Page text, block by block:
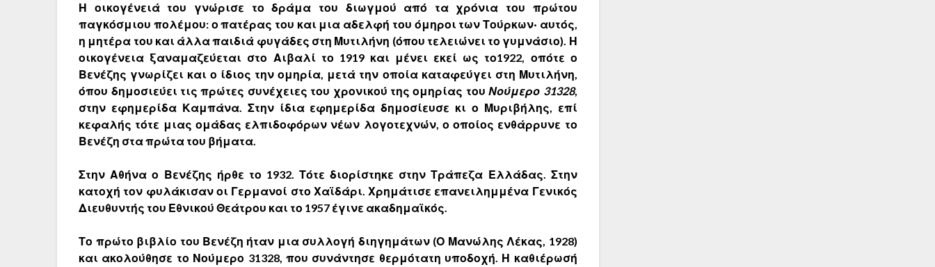
Η οικογένειά του γνώρισε το δράμα του διωγμού από τα χρόνια του πρώτου
παγκόσμιου πολέμου: ο πατέρας του και μια αδελφή του όμηροι των Τούρκων· αυτός,
η μητέρα του και άλλα παιδιά φυγάδες στη Μυτιλήνη (όπου τελειώνει το γυμνάσιο). Η
οικογένεια ξαναμαζεύεται στο Αιβαλί το 1919 και μένει εκεί ως το1922, οπότε ο
Βενέζης γνωρίζει και ο ίδιος την ομηρία, μετά την οποία καταφεύγει στη Μυτιλήνη,
όπου δημοσιεύει τις πρώτες συνέχειες του χρονικού της ομηρίας τουΝούμερο 31328,
στην εφημερίδα Καμπάνα. Στην ίδια εφημερίδα δημοσίευσε κι ο Μυριβήλης, επί
κεφαλής τότε μιας ομάδας ελπιδοφόρων νέων λογοτεχνών, ο οποίος ενθάρρυνε το
Βενέζη στα πρώτα του βήματα.
Στην Αθήνα ο Βενέζης ήρθε το 1932. Τότε διορίστηκε στην Τράπεζα Ελλάδας. Στην
κατοχή τον φυλάκισαν οι Γερμανοί στο Χαϊδάρι. Χρημάτισε επανειλημμένα Γενικός
Διευθυντής του Εθνικού Θεάτρου και το 1957 έγινε ακαδημαϊκός.
Το πρώτο βιβλίο του Βενέζη ήταν μια συλλογή διηγημάτων (Ο Μανώλης Λέκας, 1928)
και ακολούθησε το Νούμερο 31328, που συνάντησε θερμότατη υποδοχή. Η καθιέρωσή